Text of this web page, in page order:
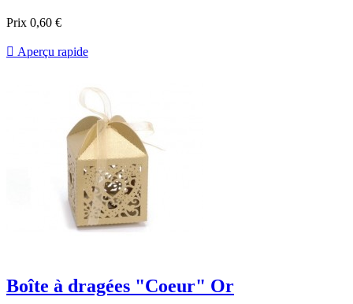
Prix 0,60 €
 Aperçu rapide
Boîte à dragées "Coeur" Or